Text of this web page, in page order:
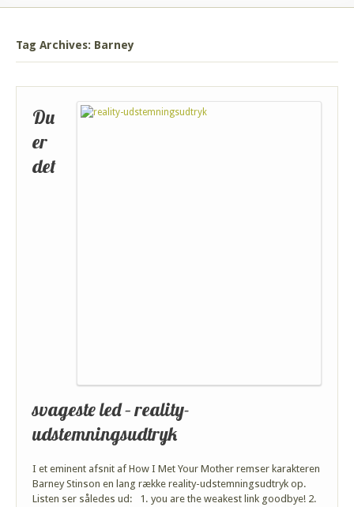
Tag Archives: Barney
Du
er
det
svageste led – reality-
udstemningsudtryk
I et eminent afsnit af How I Met Your Mother remser karakteren
Barney Stinson en lang række reality-udstemningsudtryk op.
Listen ser således ud: 1. you are the weakest link goodbye! 2.